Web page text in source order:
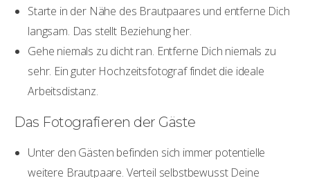
Starte in der Nähe des Brautpaares und entferne Dich
langsam. Das stellt Beziehung her.
Gehe niemals zu dicht ran. Entferne Dich niemals zu
sehr. Ein guter Hochzeitsfotograf findet die ideale
Arbeitsdistanz.
Das Fotografieren der Gäste
Unter den Gästen befinden sich immer potentielle
weitere Brautpaare. Verteil selbstbewusst Deine